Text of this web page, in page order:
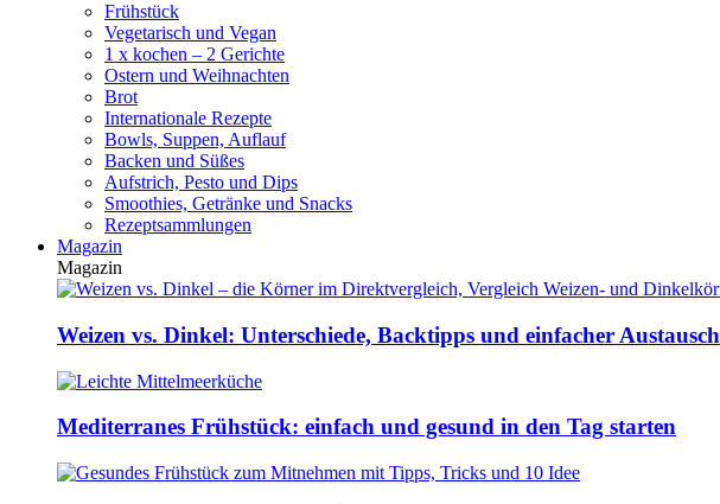
Frühstück
Vegetarisch und Vegan
1 x kochen – 2 Gerichte
Ostern und Weihnachten
Brot
Internationale Rezepte
Bowls, Suppen, Auflauf
Backen und Süßes
Aufstrich, Pesto und Dips
Smoothies, Getränke und Snacks
Rezeptsammlungen
Magazin
Magazin
Weizen vs. Dinkel: Unterschiede, Backtipps und einfacher Austausch
Mediterranes Frühstück: einfach und gesund in den Tag starten